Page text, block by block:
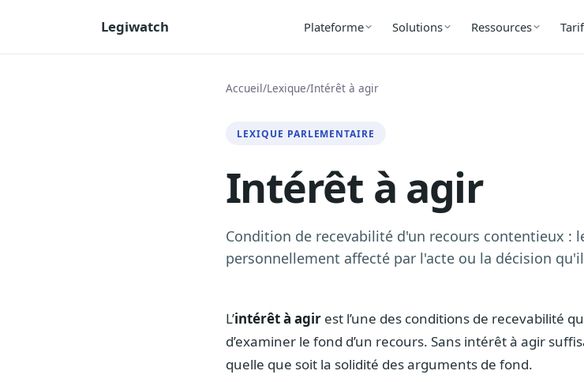
Legiwatch Plateforme Solutions Ressources
Accueil/Lexique/Intérêt à agir
LEXIQUE PARLEMENTAIRE
Intérêt à agir
Condition de recevabilité d'un recours contentieux
personnellement affecté par l'acte ou la décision
L’intérêt à agir est l’une des conditions de recevabilité
d’examiner le fond d’un recours. Sans intérêt à agir
quelle que soit la solidité des arguments de fond.